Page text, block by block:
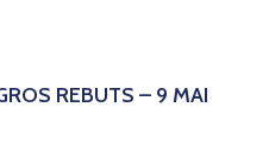
REBUTS – 9 MAI